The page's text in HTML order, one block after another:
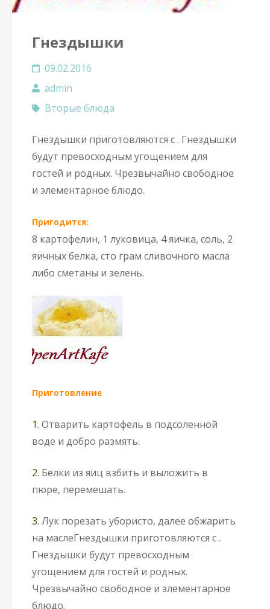
Гнездышки
09.02.2016
admin
Вторые блюда
Гнездышки приготовляются с . Гнездышки
будут превосходным угощением для
гостей и родных. Чрезвычайно свободное
и элементарное блюдо.
Пригодится:
8 картофелин, 1 луковица, 4 яичка, соль, 2
яичных белка, сто грам сливочного масла
либо сметаны и зелень.
Приготовление
1. Отварить картофель в подсоленной
воде и добро размять.
2. Белки из яиц взбить и выложить в
пюре, перемешать.
3. Лук порезать убористо, далее обжарить
на маслеГнездышки приготовляются с .
Гнездышки будут превосходным
угощением для гостей и родных.
Чрезвычайно свободное и элементарное
блюдо.